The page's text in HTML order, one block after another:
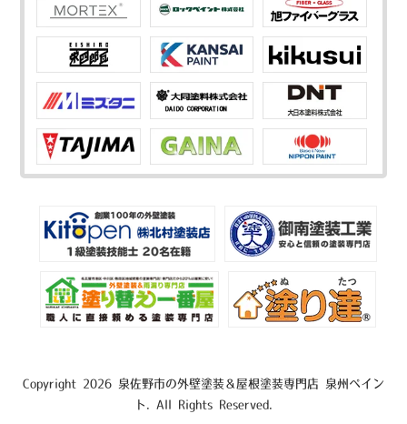
Copyright 2026 泉佐野市の外壁塗装＆屋根塗装専門店 泉州ペイン
ト. All Rights Reserved.